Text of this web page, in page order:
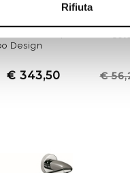
Rifiuta
elegante
salviette in
Design
€ 343,50
Porta
ottone
€